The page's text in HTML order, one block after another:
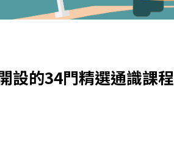
設的34門精選通識課程